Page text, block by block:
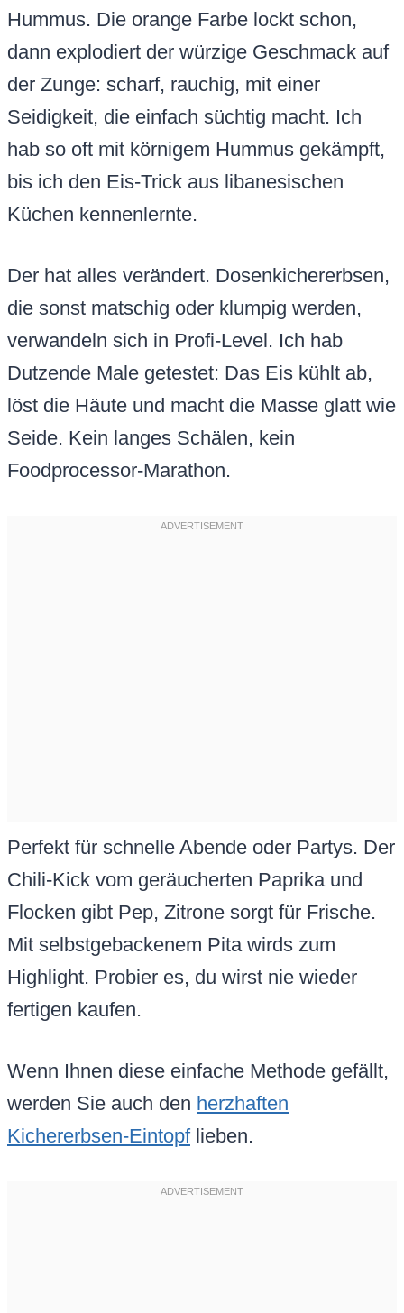
Hummus. Die orange Farbe lockt schon,
dann explodiert der würzige Geschmack auf
der Zunge: scharf, rauchig, mit einer
Seidigkeit, die einfach süchtig macht. Ich
hab so oft mit körnigem Hummus gekämpft,
bis ich den Eis-Trick aus libanesischen
Küchen kennenlernte.
Der hat alles verändert. Dosenkichererbsen,
die sonst matschig oder klumpig werden,
verwandeln sich in Profi-Level. Ich hab
Dutzende Male getestet: Das Eis kühlt ab,
löst die Häute und macht die Masse glatt wie
Seide. Kein langes Schälen, kein
Foodprocessor-Marathon.
Perfekt für schnelle Abende oder Partys. Der
Chili-Kick vom geräucherten Paprika und
Flocken gibt Pep, Zitrone sorgt für Frische.
Mit selbstgebackenem Pita wirds zum
Highlight. Probier es, du wirst nie wieder
fertigen kaufen.
Wenn Ihnen diese einfache Methode gefällt,
werden Sie auch den herzhaften
Kichererbsen-Eintopflieben.